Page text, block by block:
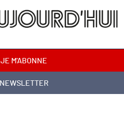
JE M'ABONNE
NEWSLETTER